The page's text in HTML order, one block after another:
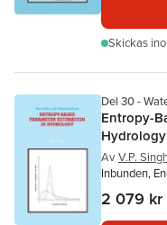
Skickas
Del 30 -
Entropy-
Hydrology
Av V.P.
Inbunden,
2 079 kr